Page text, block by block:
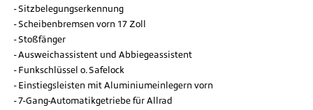
Sitzbelegungserkennung
Scheibenbremsen vorn 17 Zoll
Stoßfänger
Ausweichassistent und Abbiegeassistent
Funkschlüssel o. Safelock
Einstiegsleisten mit Aluminiumeinlegern vorn
7-Gang-Automatikgetriebe für Allrad